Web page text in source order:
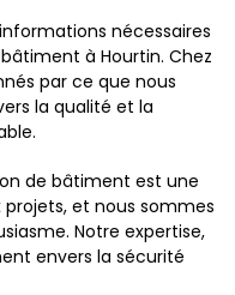
nécessaires
à Hourtin. Chez
par ce que nous
la qualité et la
de bâtiment est une
et nous sommes
Notre expertise,
envers la sécurité